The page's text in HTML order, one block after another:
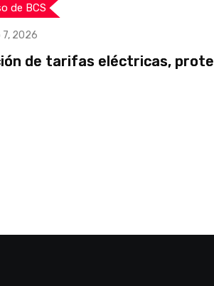
de BCS
7, 2026
de tarifas eléctricas,